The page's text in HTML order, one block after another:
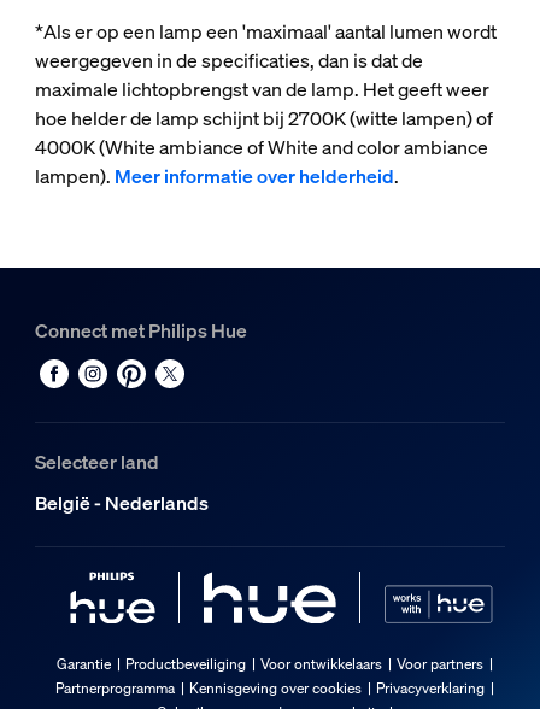
*Als er op een lamp een 'maximaal' aantal lumen wordt
weergegeven in de specificaties, dan is dat de
maximale lichtopbrengst van de lamp. Het geeft weer
hoe helder de lamp schijnt bij 2700K (witte lampen) of
4000K (White ambiance of White and color ambiance
lampen). Meer informatie over helderheid.
Connect met Philips Hue
Selecteer land
België - Nederlands
Garantie Productbeveiliging Voor ontwikkelaars
Voor partners
Partnerprogramma
Kennisgeving over cookies
Privacyverklaring